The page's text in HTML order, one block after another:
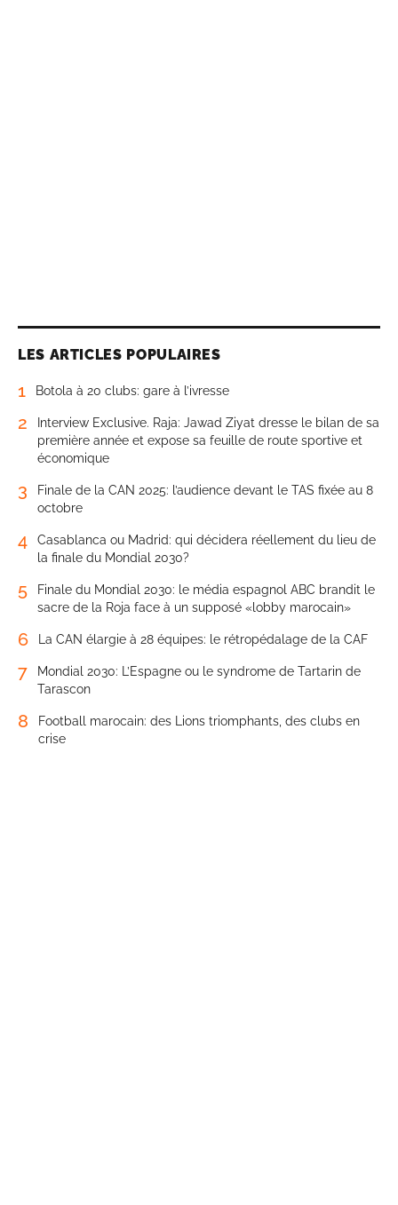
LES ARTICLES POPULAIRES
1 Botola à 20 clubs: gare à l’ivresse
2
Interview Exclusive. Raja: Jawad Ziyat dresse le bilan de sa
première année et expose sa feuille de route sportive et
économique
3
Finale de la CAN 2025: l’audience devant le TAS fixée au 8
octobre
4
Casablanca ou Madrid: qui décidera réellement du lieu de
la finale du Mondial 2030?
5
Finale du Mondial 2030: le média espagnol ABC brandit le
sacre de la Roja face à un supposé «lobby marocain»
6 La CAN élargie à 28 équipes: le rétropédalage de la CAF
7
Mondial 2030: L’Espagne ou le syndrome de Tartarin de
Tarascon
8
Football marocain: des Lions triomphants, des clubs en
crise